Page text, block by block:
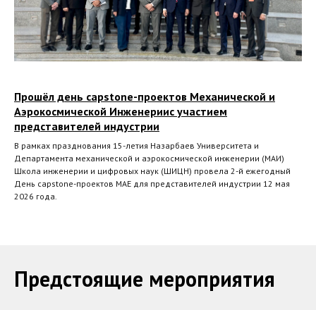
Прошёл день capstone-проектов Механической и
Аэрокосмической Инженериис участием
представителей индустрии
В рамках празднования 15-летия Назарбаев Университета и
Департамента механической и аэрокосмической инженерии (MAИ)
Школа инженерии и цифровых наук (ШИЦН) провела 2-й ежегодный
День capstone-проектов MAE для представителей индустрии 12 мая
2026 года.
Предстоящие мероприятия